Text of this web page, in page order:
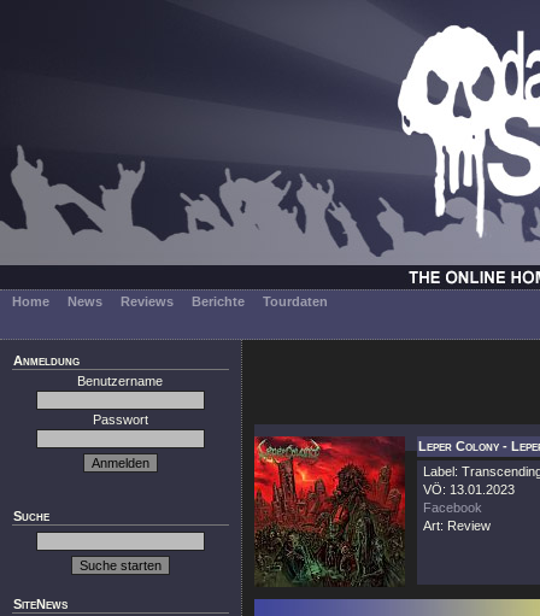
Home News Reviews Berichte Tourdaten
Anmeldung
Benutzername
Passwort
Suche
SiteNews
Leper Colony -
Label:
VÖ: 13.01.2023
Facebook
Art: Review